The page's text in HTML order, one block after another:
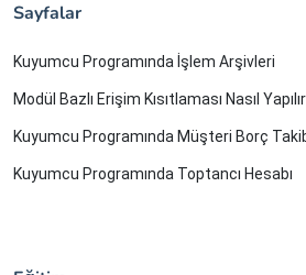
Sayfalar
Kuyumcu Programında İşlem Arşivleri
Modül Bazlı Erişim Kısıtlaması Nasıl
Kuyumcu Programında Müşteri Borç
Kuyumcu Programında Toptancı Hesabı